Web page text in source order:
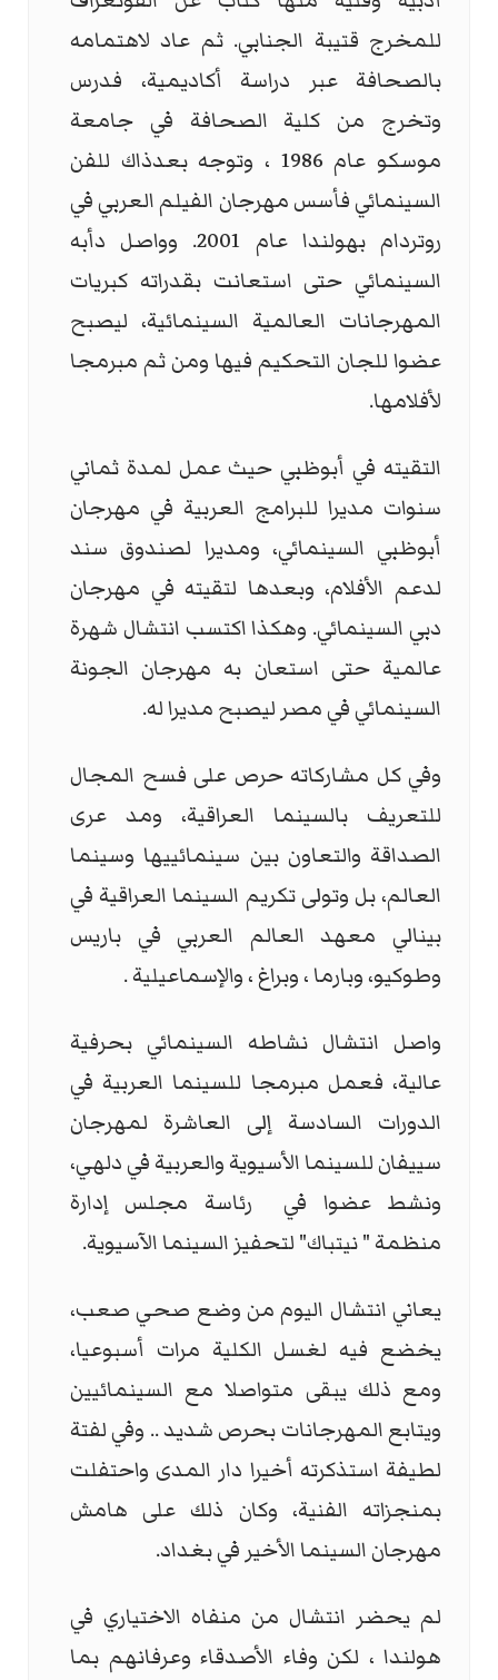
للمخرج قتيبة الجنابي. ثم عاد لاهتمامه
بالصحافة عبر دراسة أكاديمية، فدرس
وتخرج من كلية الصحافة في جامعة
موسكو عام 1986 ، وتوجه بعدذاك للفن
السينمائي فأسس مهرجان الفيلم العربي في
روتردام بهولندا عام 2001. وواصل دأبه
السينمائي حتى استعانت بقدراته كبريات
المهرجانات العالمية السينمائية، ليصبح
عضوا للجان التحكيم فيها ومن ثم مبرمجا
لأفلامها.
التقيته في أبوظبي حيث عمل لمدة ثماني
سنوات مديرا للبرامج العربية في مهرجان
أبوظبي السينمائي، ومديرا لصندوق سند
لدعم الأفلام، وبعدها لتقيته في مهرجان
دبي السينمائي. وهكذا اكتسب انتشال شهرة
عالمية حتى استعان به مهرجان الجونة
السينمائي في مصر ليصبح مديرا له.
وفي كل مشاركاته حرص على فسح المجال
للتعريف بالسينما العراقية، ومد عرى
الصداقة والتعاون بين سينمائييها وسينما
العالم، بل وتولى تكريم السينما العراقية في
بينالي معهد العالم العربي في باريس
وطوكيو، وبارما ، وبراغ ، والإسماعيلية .
واصل انتشال نشاطه السينمائي بحرفية
عالية، فعمل مبرمجا للسينما العربية في
الدورات السادسة إلى العاشرة لمهرجان
سييفان للسينما الأسيوية والعربية في دلهي،
ونشط عضوا في رئاسة مجلس إدارة
منظمة " نيتباك" لتحفيز السينما الآسيوية.
يعاني انتشال اليوم من وضع صحي صعب،
يخضع فيه لغسل الكلية مرات أسبوعيا،
ومع ذلك يبقى متواصلا مع السينمائيين
ويتابع المهرجانات بحرص شديد .. وفي لفتة
لطيفة استذكرته أخيرا دار المدى واحتفلت
بمنجزاته الفنية، وكان ذلك على هامش
مهرجان السينما الأخير في بغداد.
لم يحضر انتشال من منفاه الاختياري في
هولندا ، لكن وفاء الأصدقاء وعرفانهم بما